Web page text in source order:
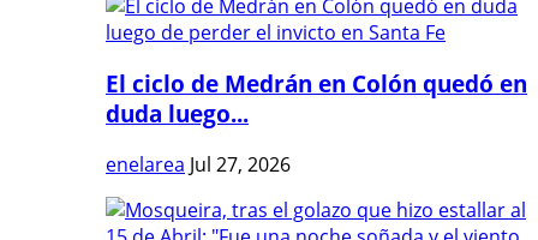
El ciclo de Medrán en Colón quedó en
duda luego...
enelarea Jul 27, 2026